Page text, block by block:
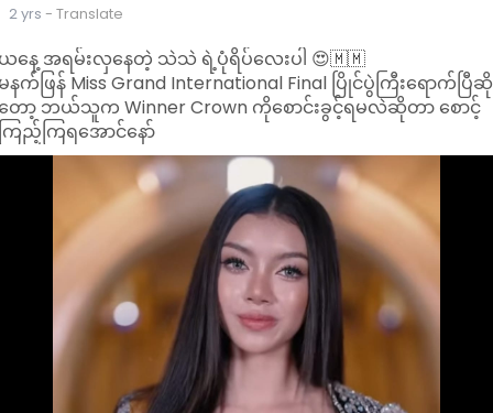
2 yrs - Translate
နေ့ အရမ်းလှနေတဲ့ သဲသဲ ရဲ့ပုံရိပ်လေးပါ 😍🇲🇲
နက်ဖြန် Miss Grand International Final ပြိုင်ပွဲကြီးရောက်ပြီဆို
ော့ ဘယ်သူက Winner Crown ကိုစောင်းခွင့်ရမလဲဆိုတာ စောင့်
ြည့်ကြရအောင်နော်